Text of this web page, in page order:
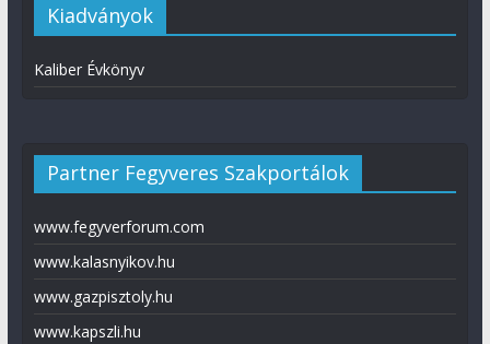
Kiadványok
Kaliber Évkönyv
Partner Fegyveres Szakportálok
www.fegyverforum.com
www.kalasnyikov.hu
www.gazpisztoly.hu
www.kapszli.hu